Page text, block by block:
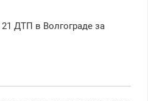
ДТП в Волгограде за